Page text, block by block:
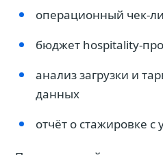
операционный чек-
бюджет hospitality-
анализ загрузки и
данных
отчёт о стажировке